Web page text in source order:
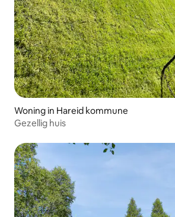
Woning in Hareid kommune
Gezellig huis